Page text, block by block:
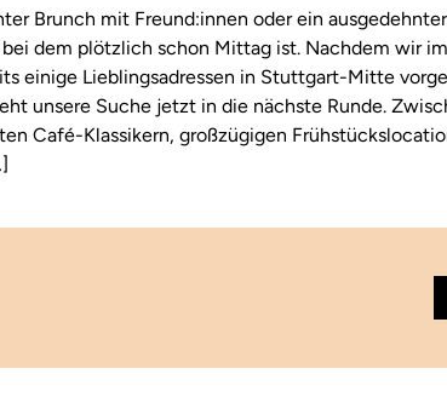
Brunch mit Freund:innen oder ein
bei dem plötzlich schon Mittag ist. Nachdem wir
einige Lieblingsadressen in Stuttgart-Mitte
unsere Suche jetzt in die nächste Runde.
Café-Klassikern, großzügigen